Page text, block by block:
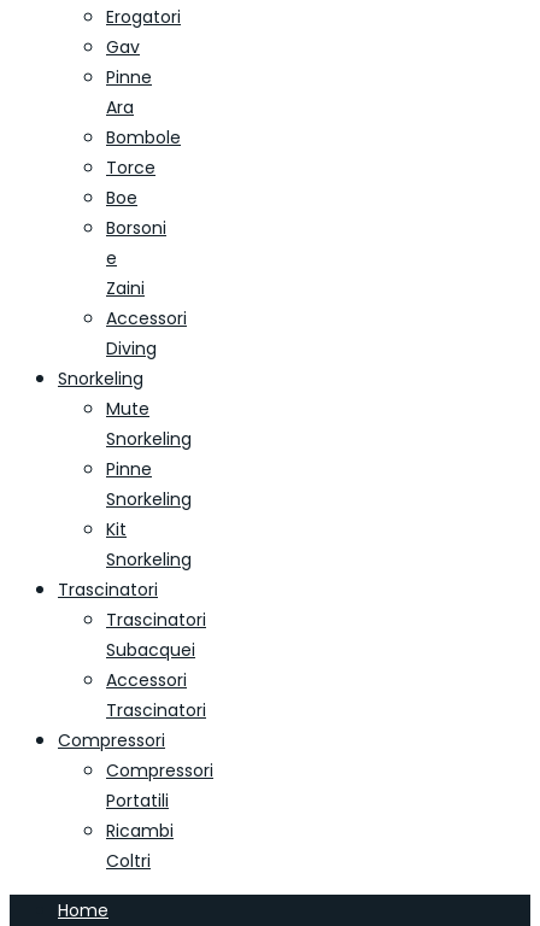
Erogatori
Gav
Pinne
Ara
Bombole
Torce
Boe
Borsoni
e
Zaini
Accessori
Diving
Snorkeling
Mute
Snorkeling
Pinne
Snorkeling
Kit
Snorkeling
Trascinatori
Trascinatori
Subacquei
Accessori
Trascinatori
Compressori
Compressori
Portatili
Ricambi
Coltri
Home